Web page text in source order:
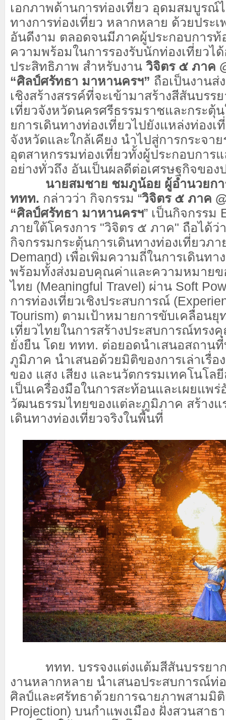
เอกภาพด้านการท่องเที่ยว อุดมสมบูรณ์
ทางการท่องเที่ยว หลากหลาย ด้วยประ
อันดีงาม ตลอดจนมีภาคผู้ประกอบการ
ความพร้อมในการรองรับนักท่องเที่ยวไ
ประสิทธิภาพ สำหรับงาน วิจิตร ๕ ภาค
“ศิลป์ศรัทธา มาหานครฯ” ถือเป็นงานส่
เชิงสร้างสรรค์ที่จะเข้ามาสร้างสีสันบรร
เที่ยวจังหวัดนครศรีธรรมราชและกระตุ้
ยการเดินทางท่องเที่ยวไปยังแหล่งท่อง
จังหวัดและใกล้เคียง นำไปสู่การกระจา
อุตสาหกรรมท่องเที่ยวทั้งผู้ประกอบการ
อย่างทั่วถึง อันเป็นผลดีต่อเศรษฐกิจของ
นายสมชาย ชมภูน้อย ผู้อำนวยกา
ททท. กล่าวว่า กิจกรรม “วิจิตร ๕ ภาค
“ศิลป์ศรัทธา มาหานครฯ” เป็นกิจกรรม
ภายใต้โครงการ "วิจิตร ๕ ภาค" ถือได้ว่
กิจกรรมกระตุ้นการเดินทางท่องเที่ยวภา
Demand) เพื่อเพิ่มความถี่ในการเดินทา
พร้อมทั้งส่งมอบคุณค่าและความหมายข
ไทย (Meaningful Travel) ผ่าน Soft
การท่องเที่ยวเชิงประสบการณ์
Tourism) ตามเป้าหมายการขับเคลื่อนยุ
เที่ยวไทยในการสร้างประสบการณ์ทรง
ยั่งยืน โดย ททท. ต่อยอดนำเสนอสถาน
ภูมิภาค นำเสนอด้วยมิติของการเล่าเรื่อ
ของ แสง เสียง และนวัตกรรมเทคโนโล
เป็นเครื่องมือในการสะท้อนและเผยแพ
วัฒนธรรมไทยของแต่ละภูมิภาค สร้างแ
เดินทางท่องเที่ยวจริงในพื้นที่
ททท. บรรจงแต่งแต้มสีสันบรรยาก
งานหลากหลาย นำเสนอประสบการณ์ท่
ศิลป์และศรัทธาด้วยการฉายภาพสามมิติ
Projection) บนกำแพงเมือง ฝั่งสวนสาธ